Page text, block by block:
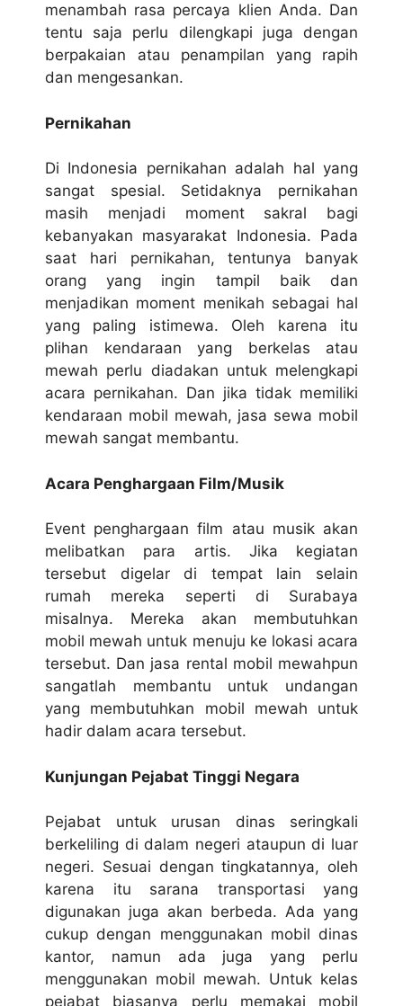
menambah rasa percaya klien Anda. Dan
tentu saja perlu dilengkapi juga dengan
berpakaian atau penampilan yang rapih
dan mengesankan.
Pernikahan
Di Indonesia pernikahan adalah hal yang
sangat spesial. Setidaknya pernikahan
masih menjadi moment sakral bagi
kebanyakan masyarakat Indonesia. Pada
saat hari pernikahan, tentunya banyak
orang yang ingin tampil baik dan
menjadikan moment menikah sebagai hal
yang paling istimewa. Oleh karena itu
plihan kendaraan yang berkelas atau
mewah perlu diadakan untuk melengkapi
acara pernikahan. Dan jika tidak memiliki
kendaraan mobil mewah, jasa sewa mobil
mewah sangat membantu.
Acara Penghargaan Film/Musik
Event penghargaan film atau musik akan
melibatkan para artis. Jika kegiatan
tersebut digelar di tempat lain selain
rumah mereka seperti di Surabaya
misalnya. Mereka akan membutuhkan
mobil mewah untuk menuju ke lokasi acara
tersebut. Dan jasa rental mobil mewahpun
sangatlah membantu untuk undangan
yang membutuhkan mobil mewah untuk
hadir dalam acara tersebut.
Kunjungan Pejabat Tinggi Negara
Pejabat untuk urusan dinas seringkali
berkeliling di dalam negeri ataupun di luar
negeri. Sesuai dengan tingkatannya, oleh
karena itu sarana transportasi yang
digunakan juga akan berbeda. Ada yang
cukup dengan menggunakan mobil dinas
kantor, namun ada juga yang perlu
menggunakan mobil mewah. Untuk kelas
pejabat biasanya perlu memakai mobil